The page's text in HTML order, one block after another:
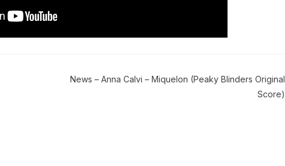
News – Anna Calvi – Miquelon (Peaky Blinders Original
Score)